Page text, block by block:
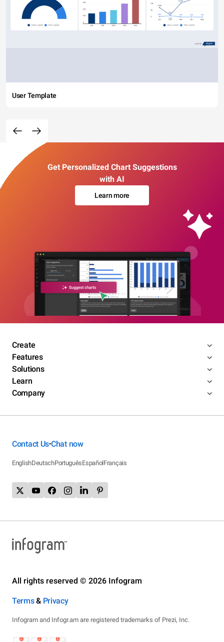
User Template
Get Personalized Chart Suggestions
with AI
Learn more
Create
Features
Solutions
Learn
Company
Contact Us•Chat now
EnglishDeutschPortuguêsEspañolFrançais
All rights reserved © 2026 Infogram
Terms& Privacy
Infogram and Infogr.am are registered trademarks of Prezi, Inc.